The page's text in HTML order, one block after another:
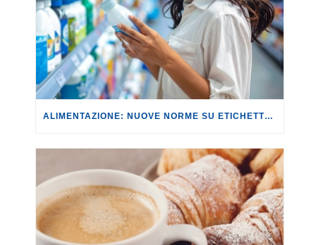
ALIMENTAZIONE: NUOVE NORME SU ETICHETTE E DENOMINAZIONI, MA SERVONO SCELTE PIÙ CORAGGIOSE.